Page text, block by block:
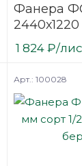
Фанера
березовая
1 824₽/
Арт.: 100028